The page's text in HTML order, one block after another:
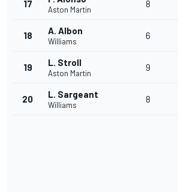
17
Aston Martin
8
18 A. Albon
Williams
6
19 L. Stroll
Aston Martin
9
20 L. Sargeant
Williams
8